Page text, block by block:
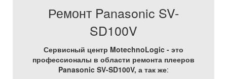
Ремонт Panasonic SV-
SD100V
Сервисный центр MotechnoLogic - это
профессионалы в области ремонта плееров
Panasonic SV-SD100V, а так же: